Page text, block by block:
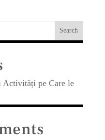
Search
Activități pe Care le